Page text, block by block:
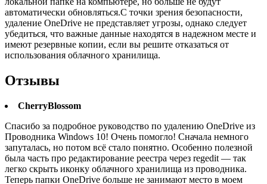
автоматически обновляться.С точки зрения безопасности,
удаление OneDrive не представляет угрозы, однако следует
убедиться, что важные данные находятся в надежном месте и
имеют резервные копии, если вы решите отказаться от
использования облачного хранилища.
Отзывы
CherryBlossom
Спасибо за подробное руководство по удалению OneDrive из
Проводника Windows 10! Очень помогло! Сначала немного
запуталась, но потом всё стало понятно. Особенно полезной
была часть про редактирование реестра через regedit — так
легко скрыть иконку облачного хранилища из проводника.
Теперь папки OneDrive больше не занимают место в моем